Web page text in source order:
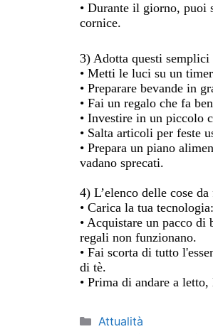
• Durante il giorno, puoi
cornice.
3) Adotta questi
• Metti le luci su un
• Preparare bevande in
• Fai un regalo che fa
• Investire in un piccolo
• Salta articoli per feste
• Prepara un piano
vadano sprecati.
4) L’elenco delle cose da
• Carica la tua
• Acquistare un pacco
regali non funzionano.
• Fai scorta di tutto
di tè.
• Prima di andare a letto,
Categorie
Attualità